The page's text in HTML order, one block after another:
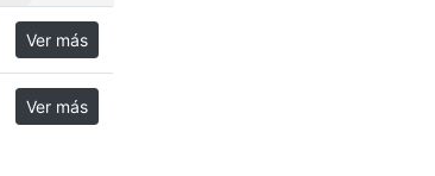
Ver más
Ver más